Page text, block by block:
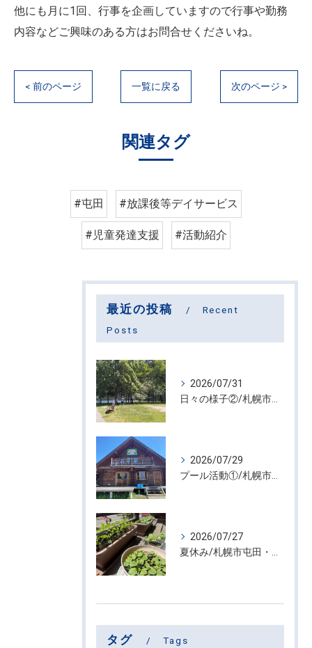
他にも月に1回、行事を企画していますので行事や勤務
内容などご興味のある方はお問合せくださいね。
< 前のページ 一覧に戻る 次のページ >
関連タグ
#屯田 #放課後等デイサービス
#児童発達支援 #活動紹介
最近の投稿
Recent
Posts
2026/07/31
2026/07/29
2026/07/27
タグ Tags